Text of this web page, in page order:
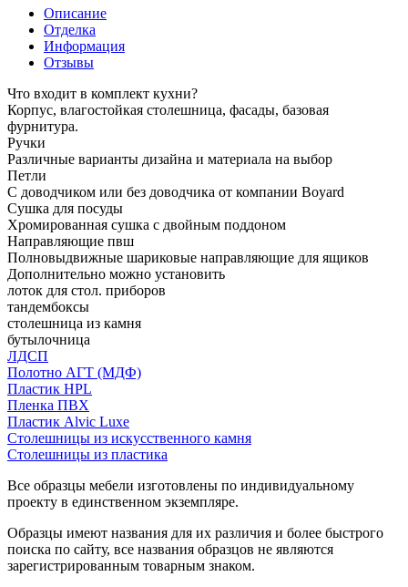
Описание
Отделка
Информация
Отзывы
Что входит в комплект кухни?
Корпус, влагостойкая столешница, фасады, базовая
фурнитура.
Ручки
Различные варианты дизайна и материала на выбор
Петли
С доводчиком или без доводчика от компании Boyard
Сушка для посуды
Хромированная сушка с двойным поддоном
Направляющие пвш
Полновыдвижные шариковые направляющие для ящиков
Дополнительно можно установить
лоток для стол. приборов
тандембоксы
столешница из камня
бутылочница
ЛДСП
Полотно АГТ (МДФ)
Пластик HPL
Пленка ПВХ
Пластик Alvic Luxe
Столешницы из искусственного камня
Столешницы из пластика
Все образцы мебели изготовлены по индивидуальному
проекту в единственном экземпляре.
Образцы имеют названия для их различия и более быстрого
поиска по сайту, все названия образцов не являются
зарегистрированным товарным знаком.